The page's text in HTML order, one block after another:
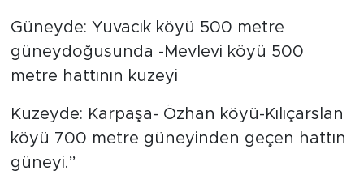
Güneyde: Yuvacık köyü 500 metre
güneydoğusunda -Mevlevi köyü 500
metre hattının kuzeyi
Kuzeyde: Karpaşa- Özhan köyü-Kılıçarslan
köyü 700 metre güneyinden geçen hattın
güneyi.”